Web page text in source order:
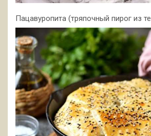
Пацавуропита (тряпочный пирог из